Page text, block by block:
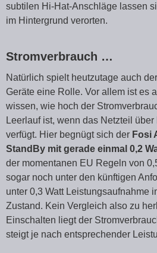
subtilen Hi-Hat-Anschläge lassen
im Hintergrund verorten.
Stromverbrauch …
Natürlich spielt heutzutage auch
Geräte eine Rolle. Vor allem ist es
wissen, wie hoch der
Leerlauf ist, wenn das Netzteil
verfügt. Hier begnügt sich der Fosi
StandBy mit gerade einmal 0,2
der momentanen EU Regeln von
sogar noch unter den künftigen
unter 0,3 Watt Leistungsaufnahme
Zustand. Kein Vergleich also zu
Einschalten liegt der
steigt je nach entsprechender